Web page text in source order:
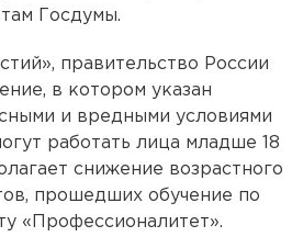
Госдумы.
правительство России
в котором указан
и вредными условиями
работать лица младше 18
снижение возрастного
прошедших обучение по
«Профессионалитет».